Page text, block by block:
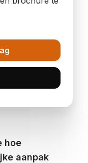
direct naast de
op Penon Ifach
De
met
minuten ten
minder zuidelijk
hoe
aanpak